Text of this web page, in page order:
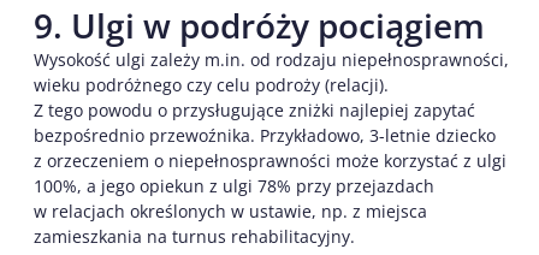
9. Ulgi w podróży pociągiem
Wysokość ulgi zależy m.in. od rodzaju niepełnosprawności,
wieku podróżnego czy celu podroży (relacji).
Z tego powodu o przysługujące zniżki najlepiej zapytać
bezpośrednio przewoźnika. Przykładowo, 3-letnie dziecko
z orzeczeniem o niepełnosprawności może korzystać z ulgi
100%, a jego opiekun z ulgi 78% przy przejazdach
w relacjach określonych w ustawie, np. z miejsca
zamieszkania na turnus rehabilitacyjny.